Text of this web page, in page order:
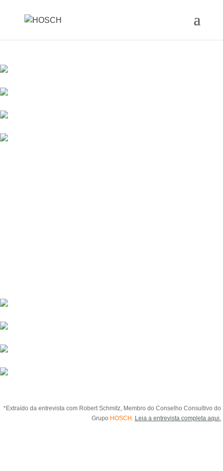
*Extraído da entrevista com Robert Schmitz, Membro do Conselho Consultivo do
Grupo HOSCH . Leia a entrevista completa aqui.